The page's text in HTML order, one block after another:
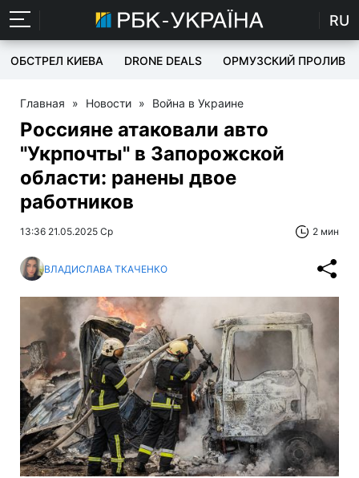
RU
ОБСТРЕЛ КИЕВА DRONE DEALS ОРМУЗСКИЙ ПРОЛИВ
Главная » Новости » Война в Украине
Россияне атаковали авто
"Укрпочты" в Запорожской
области: ранены двое
работников
13:36 21.05.2025 Ср 2 мин
ВЛАДИСЛАВА ТКАЧЕНКО